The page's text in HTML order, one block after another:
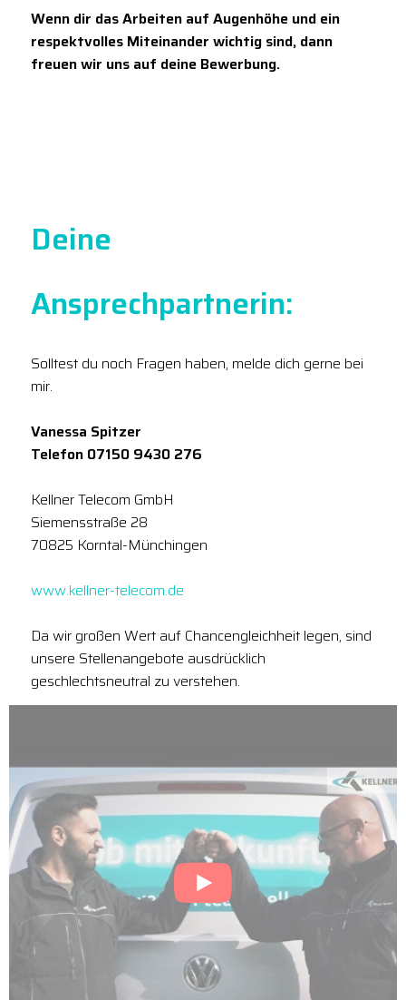
Wenn dir das Arbeiten auf Augenhöhe und ein
respektvolles Miteinander wichtig sind, dann
freuen wir uns auf deine Bewerbung.
Deine
Ansprechpartnerin:
Solltest du noch Fragen haben, melde dich gerne bei
mir.
Vanessa Spitzer
Telefon 07150 9430 276
Kellner Telecom GmbH
Siemensstraße 28
70825 Korntal-Münchingen
www.kellner-telecom.de
Da wir großen Wert auf Chancengleichheit legen, sind
unsere Stellenangebote ausdrücklich
geschlechtsneutral zu verstehen.